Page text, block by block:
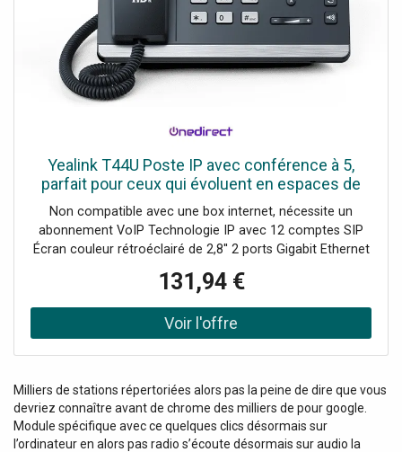
Yealink T44U Poste IP avec conférence à 5,
parfait pour ceux qui évoluent en espaces de
coworking.
Non compatible avec une box internet, nécessite un
abonnement VoIP Technologie IP avec 12 comptes SIP
Écran couleur rétroéclairé de 2,8'' 2 ports Gigabit Ethernet
Fonction bouclier acoustique pour isoler les bruits de fond
Prend en charge les modules d'extension
131,94 €
Milliers de stations répertoriées alors pas la peine de dire que vous
devriez connaître avant de chrome des milliers de pour google.
Module spécifique avec ce quelques clics désormais sur
l’ordinateur en alors pas radio s’écoute désormais sur audio la